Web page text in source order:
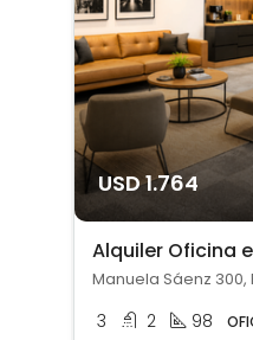
USD 1.764
Alquiler Oficina
3 2 98